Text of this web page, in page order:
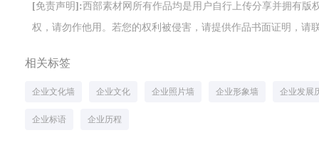
[免责声明]:西部素材网所有作品均是用户自行上传分享并拥有
权，请勿作他用。若您的权利被侵害，请提供作品书面证明，请
相关标签
企业文化墙 企业文化 企业照片墙 企业形象墙 企业发展
企业标语 企业历程